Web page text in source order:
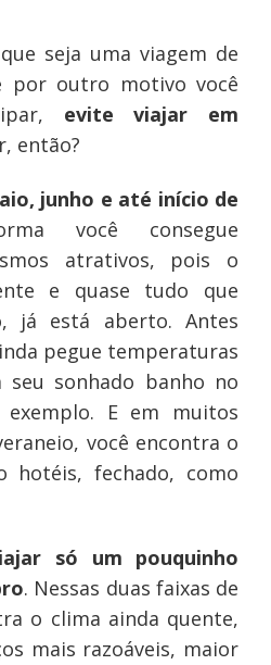
seja uma viagem de
por outro motivo você
evite viajar em
então?
junho e até início de
você consegue
atrativos, pois o
e quase tudo que
já está aberto. Antes
pegue temperaturas
sonhado banho no
E em muitos
você encontra o
hotéis, fechado, como
só um pouquinho
. Nessas duas faixas de
o clima ainda quente,
mais razoáveis, maior